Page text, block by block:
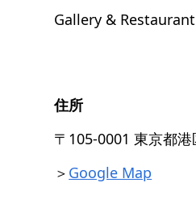
Gallery &
住所
〒105-0001 東京都
＞ Google Map